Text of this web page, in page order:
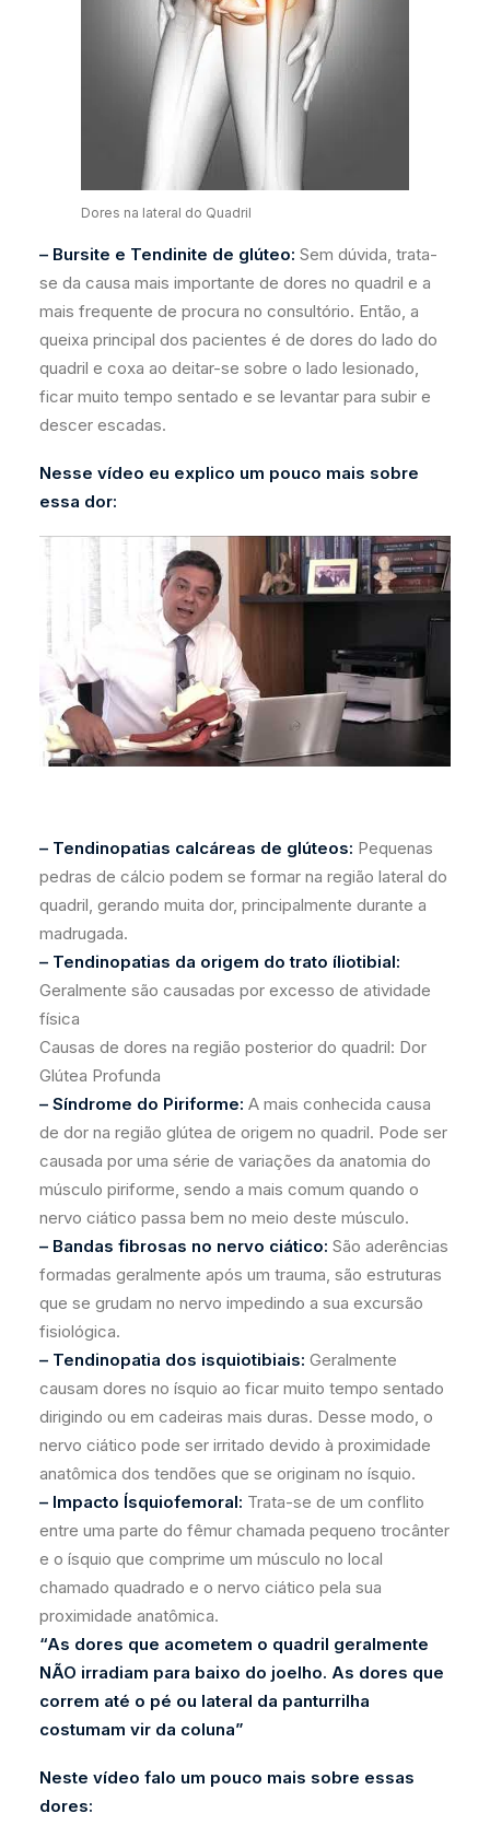
Dores na lateral do Quadril
– Bursite e Tendinite de glúteo: Sem dúvida, trata-
se da causa mais importante de dores no quadril e a
mais frequente de procura no consultório. Então, a
queixa principal dos pacientes é de dores do lado do
quadril e coxa ao deitar-se sobre o lado lesionado,
ficar muito tempo sentado e se levantar para subir e
descer escadas.
Nesse vídeo eu explico um pouco mais sobre
essa dor:
– Tendinopatias calcáreas de glúteos: Pequenas
pedras de cálcio podem se formar na região lateral do
quadril, gerando muita dor, principalmente durante a
madrugada.
– Tendinopatias da origem do trato íliotibial:
Geralmente são causadas por excesso de atividade
física
Causas de dores na região posterior do quadril: Dor
Glútea Profunda
– Síndrome do Piriforme: A mais conhecida causa
de dor na região glútea de origem no quadril. Pode ser
causada por uma série de variações da anatomia do
músculo piriforme, sendo a mais comum quando o
nervo ciático passa bem no meio deste músculo.
– Bandas fibrosas no nervo ciático: São aderências
formadas geralmente após um trauma, são estruturas
que se grudam no nervo impedindo a sua excursão
fisiológica.
– Tendinopatia dos isquiotibiais: Geralmente
causam dores no ísquio ao ficar muito tempo sentado
dirigindo ou em cadeiras mais duras. Desse modo, o
nervo ciático pode ser irritado devido à proximidade
anatômica dos tendões que se originam no ísquio.
– Impacto Ísquiofemoral: Trata-se de um conflito
entre uma parte do fêmur chamada pequeno trocânter
e o ísquio que comprime um músculo no local
chamado quadrado e o nervo ciático pela sua
proximidade anatômica.
“As dores que acometem o quadril geralmente
NÃO irradiam para baixo do joelho. As dores que
correm até o pé ou lateral da panturrilha
costumam vir da coluna”
Neste vídeo falo um pouco mais sobre essas
dores: